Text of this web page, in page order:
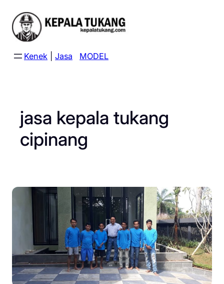
content
Kenek Jasa MODEL
jasa kepala tukang
cipinang